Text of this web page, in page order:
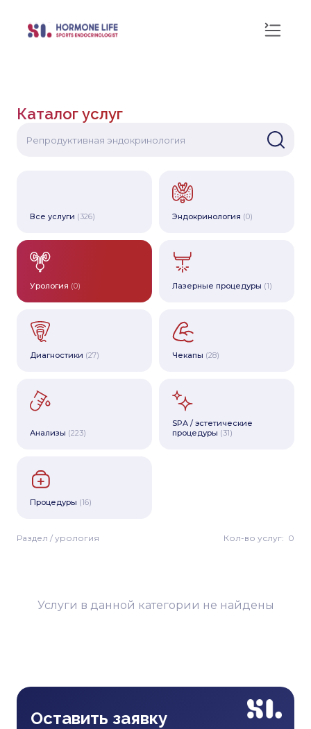
Каталог услуг
Все услуги (326) Эндокринология (0)
Урология (0) Лазерные процедуры (1)
Диагностики (27) Чекапы (28)
Анализы (223)
SPA / эстетические
процедуры (31)
Процедуры (16)
Раздел / урология Кол-во услуг: 0
Услуги в данной категории не найдены
Оставить заявку